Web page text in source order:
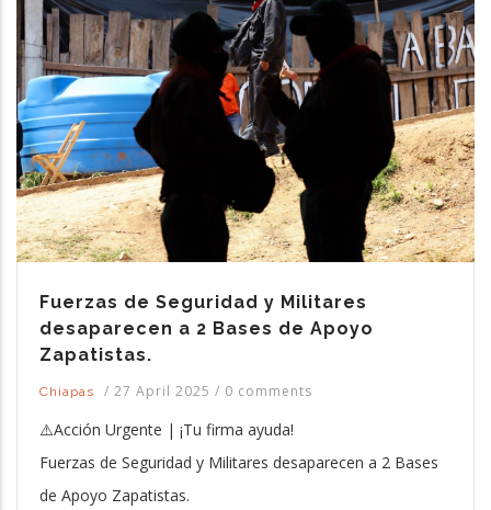
Fuerzas de Seguridad y Militares
desaparecen a 2 Bases de Apoyo
Zapatistas.
Chiapas / 27 April 2025 / 0 comments
⚠️Acción Urgente | ¡Tu firma ayuda!
Fuerzas de Seguridad y Militares desaparecen a 2 Bases
de Apoyo Zapatistas.